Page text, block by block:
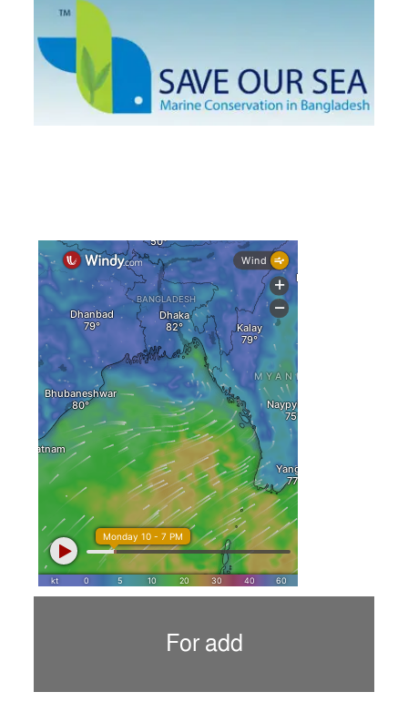
কক্সবাজারে প্যারাসেইলিংয়ে নিরাপত্তা ঝুঁকি, নেই স্থায়ী পদক্ষেপ
For add